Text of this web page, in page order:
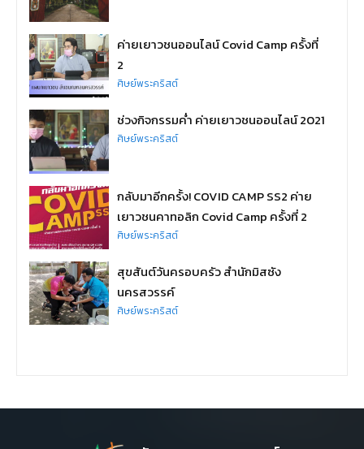
ค่ายเยาวชนออนไลน์ Covid Camp ครั้งที่
2
ศิษย์พระคริสต์
ช่วงกิจกรรมค่ำ ค่ายเยาวชนออนไลน์ 2021
ศิษย์พระคริสต์
กลับมาอีกครั้ง! COVID CAMP SS2 ค่าย
เยาวชนคาทอลิก Covid Camp ครั้งที่ 2
ศิษย์พระคริสต์
สุขสันต์วันครอบครัว สำนักมิสซัง
นครสวรรค์
ศิษย์พระคริสต์